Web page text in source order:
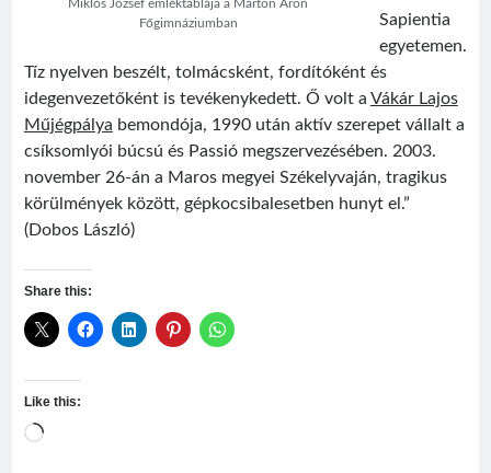
Miklós József emléktáblája a Márton Áron
Főgimnáziumban
Sapientia
egyetemen.
Tíz nyelven beszélt, tolmácsként, fordítóként és
idegenvezetőként is tevékenykedett. Ő volt a Vákár Lajos
Műjégpálya bemondója, 1990 után aktív szerepet vállalt a
csíksomlyói búcsú és Passió megszervezésében. 2003.
november 26-án a Maros megyei Székelyvaján, tragikus
körülmények között, gépkocsibalesetben hunyt el.”
(Dobos László)
Share this:
Like this:
Loading…